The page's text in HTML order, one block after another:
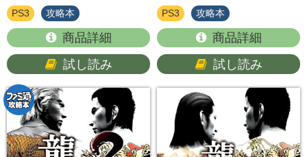
PS3 攻略本
商品詳細
試し読み
PS3 攻略本
商品詳細
試し読み